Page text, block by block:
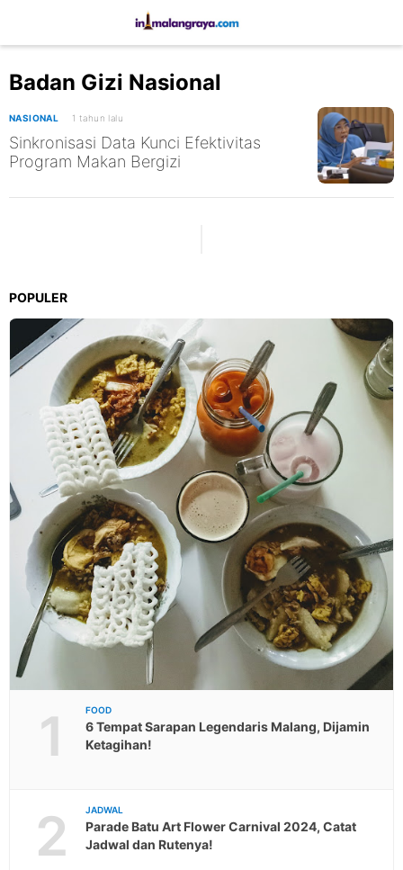
Badan Gizi Nasional
NASIONAL 1 tahun lalu
Sinkronisasi Data Kunci Efektivitas
Program Makan Bergizi
POPULER
1 FOOD
6 Tempat Sarapan Legendaris Malang, Dijamin
Ketagihan!
2 JADWAL
Parade Batu Art Flower Carnival 2024, Catat
Jadwal dan Rutenya!